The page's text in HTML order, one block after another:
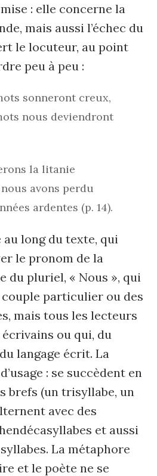
: elle concerne la
mais aussi l’échec du
le locuteur, au point
peu à peu :
sonneront creux,
nous deviendront
la litanie
avons perdu
ardentes (p. 14).
au long du texte, qui
le pronom de la
du pluriel, « Nous », qui
couple particulier ou des
mais tous les lecteurs
ou qui, du
langage écrit. La
: se succèdent en
brefs (un trisyllabe, un
avec des
et aussi
La métaphore
et le poète ne se